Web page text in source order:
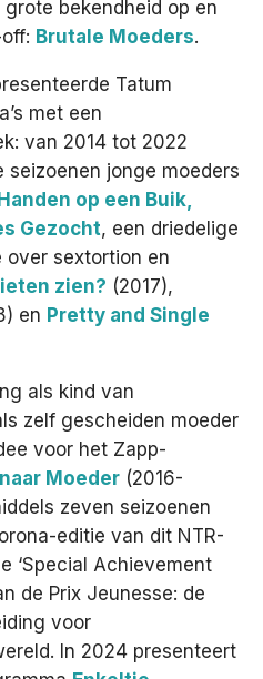
bekendheid op en
Brutale Moeders.
Tatum
met een
van 2014 tot 2022
seizoenen jonge moeders
op een Buik,
Gezocht, een driedelige
over sextortion en
zien? (2017),
en Pretty and Single
als kind van
zelf gescheiden moeder
voor het Zapp-
Moeder (2016-
zeven seizoenen
editie van dit NTR-
‘Special Achievement
de Prix Jeunesse: de
voor
In 2024 presenteert